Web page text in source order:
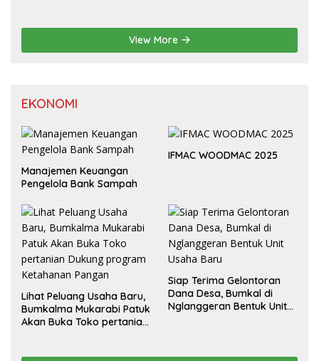
View More
EKONOMI
Manajemen Keuangan
Pengelola Bank Sampah
IFMAC WOODMAC 2025
Lihat Peluang Usaha Baru,
Bumkalma Mukarabi Patuk
Akan Buka Toko pertanian
Siap Terima Gelontoran
Dana Desa, Bumkal di
Nglanggeran Bentuk Unit